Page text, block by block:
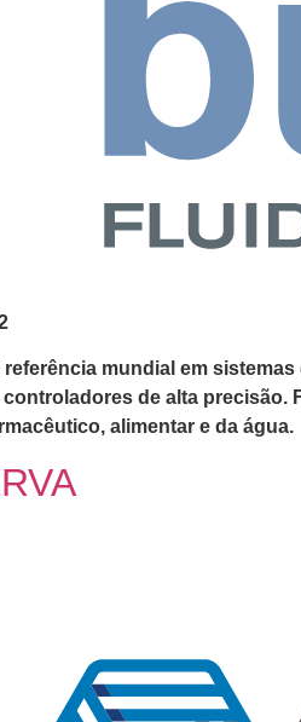
referência mundial em
de alta precisão.
alimentar e da água.